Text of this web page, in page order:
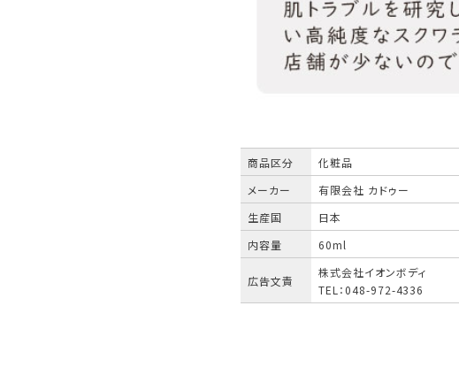
商品区分
化粧品
メーカー
有限会社 カドゥー
生産国
日本
内容量
60ml
広告文責
株式会社イオンボディ
TEL：048-972-4336